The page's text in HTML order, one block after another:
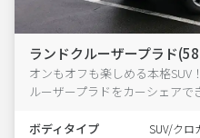
ランドクルーザープラド
オンもオフも楽しめる本格SUV
ルーザープラドをカーシェアで
ボディタイプ SUV/クロ